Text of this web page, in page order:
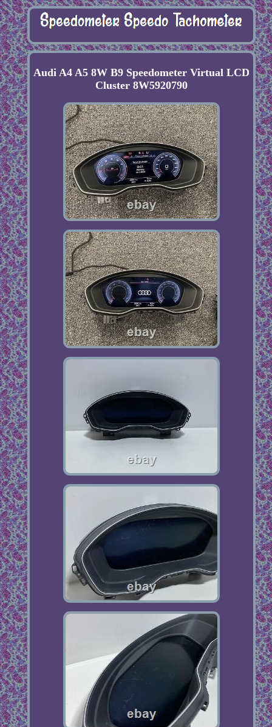
Audi A4 A5 8W B9 Speedometer Virtual LCD
Cluster 8W5920790